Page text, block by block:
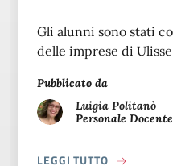
Gli alunni sono stati
delle imprese di
Pubblicato da
Luigia Politanò
Personale Docente
LEGGI TUTTOA